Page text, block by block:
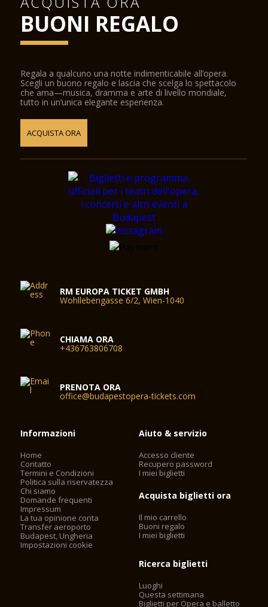
BUONI REGALO
Regala a qualcuno una notte indimenticabile all’opera.
Scegli un buono regalo e lascia che scelga lo spettacolo
che ama—musica, dramma e arte di livello mondiale,
tutto in un’unica elegante esperienza.
ACQUISTA ORA
RM EUROPA TICKET GMBH
Wohllebengasse 6/2, Wien-1040
CHIAMA ORA
+436763806708
PRENOTA ORA
office@budapestopera-tickets.com
Informazioni
Home
Contatto
Termini e Condizioni
Politica sulla riservatezza
Chi siamo
Domande frequenti
Impressum
La tua opinione conta
Transfer aeroporto
Budapest, Ungheria
Impostazioni cookie
Aiuto & servizio
Accesso cliente
Recupero password
I miei biglietti
Acquista biglietti ora
Il mio carrello
Buoni regalo
I miei biglietti
Ricerca biglietti
Luoghi
Questa settimana
Biglietti per Opera e balletto